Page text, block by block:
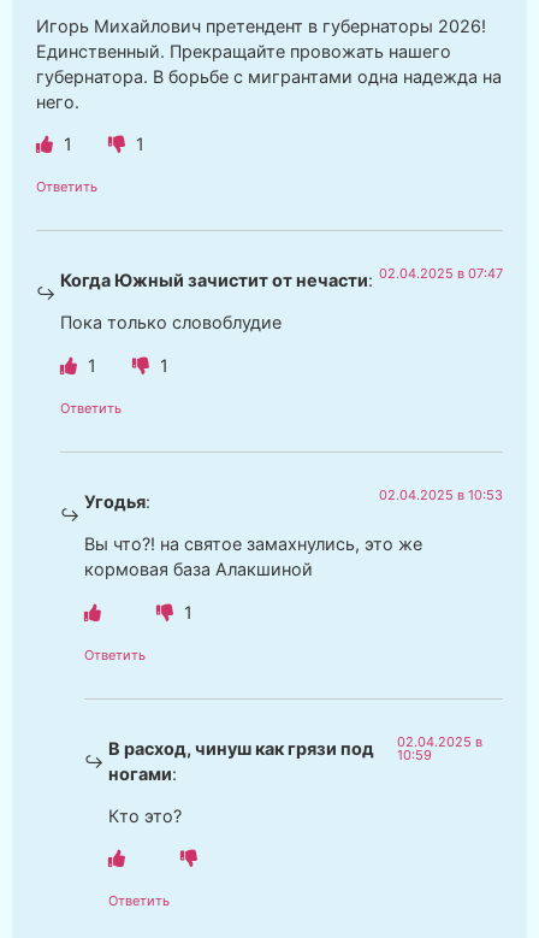
Игорь Михайлович претендент в губернаторы 2026!
Единственный. Прекращайте провожать нашего
губернатора. В борьбе с мигрантами одна надежда на
него.
1 1
Ответить
Когда Южный зачистит от нечасти: 02.04.2025 в 07:47
Пока только словоблудие
1 1
Ответить
Угодья: 02.04.2025 в 10:53
Вы что?! на святое замахнулись, это же
кормовая база Алакшиной
1
Ответить
В расход, чинуш как грязи под
ногами:
02.04.2025 в
10:59
Кто это?
Ответить